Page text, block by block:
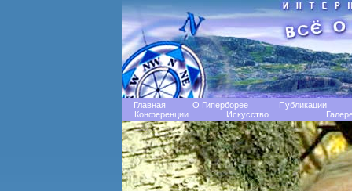
Главная О Гиперборее
Публикации
Конференции
Искусство